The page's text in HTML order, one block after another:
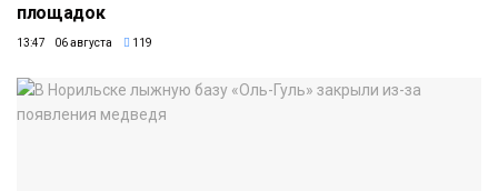
площадок
13:47 06 августа 119